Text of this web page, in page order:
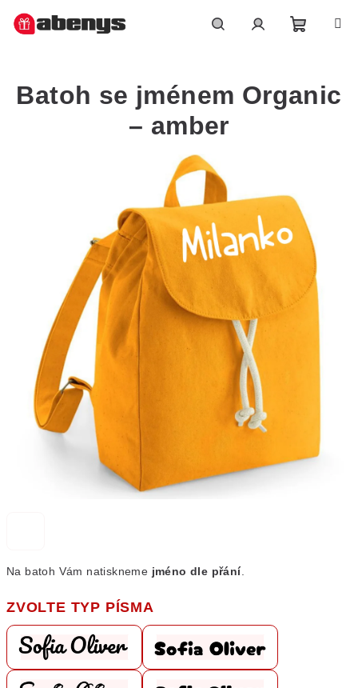
košík
Na batoh Vám natiskneme jméno dle přání.
ZVOLTE TYP PÍSMA
Batoh se jménem Organic
– amber